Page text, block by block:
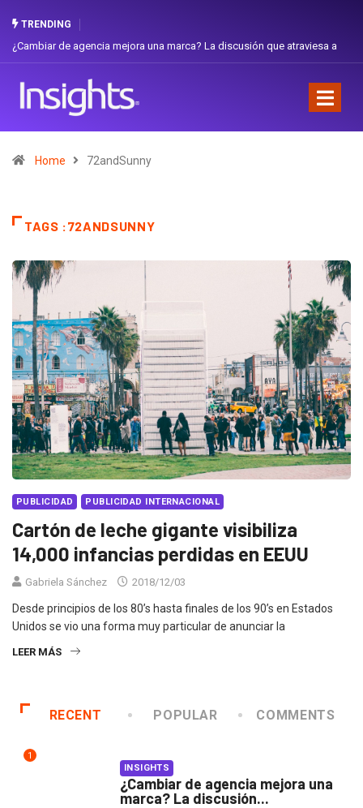
TRENDING
¿Cambiar de agencia mejora una marca? La discusión que atraviesa a
Home 72andSunny
TAGS :72ANDSUNNY
PUBLICIDAD PUBLICIDAD INTERNACIONAL
Cartón de leche gigante visibiliza
14,000 infancias perdidas en EEUU
Gabriela Sánchez 2018/12/03
Desde principios de los 80’s hasta finales de los 90’s en Estados
Unidos se vio una forma muy particular de anunciar la
LEER MÁS
RECENT POPULAR COMMENTS
1
INSIGHTS
¿Cambiar de agencia mejora una
marca? La discusión...